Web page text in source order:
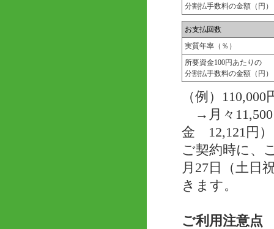
分割払手数料の金額（円）
お支払回数
実質年率（％）
所要資金100円あたりの
分割払手数料の金額（円）
（例）
→月々11,500
金 12,121円）
ご契約時に、
月27日（土日
きます。
ご利用注意点